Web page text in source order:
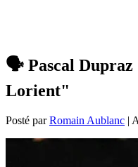
🗣 Pascal Dupraz
Lorient"
Posté parRomain Aublanc |